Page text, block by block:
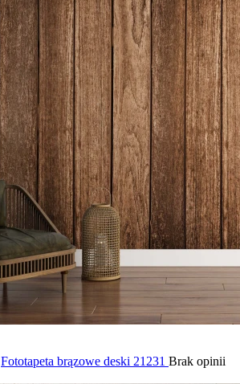
Fototapeta brązowe deski 21231 Brak opinii